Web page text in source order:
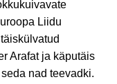
Liidu
Arafat ja käputäis
nad teevadki.